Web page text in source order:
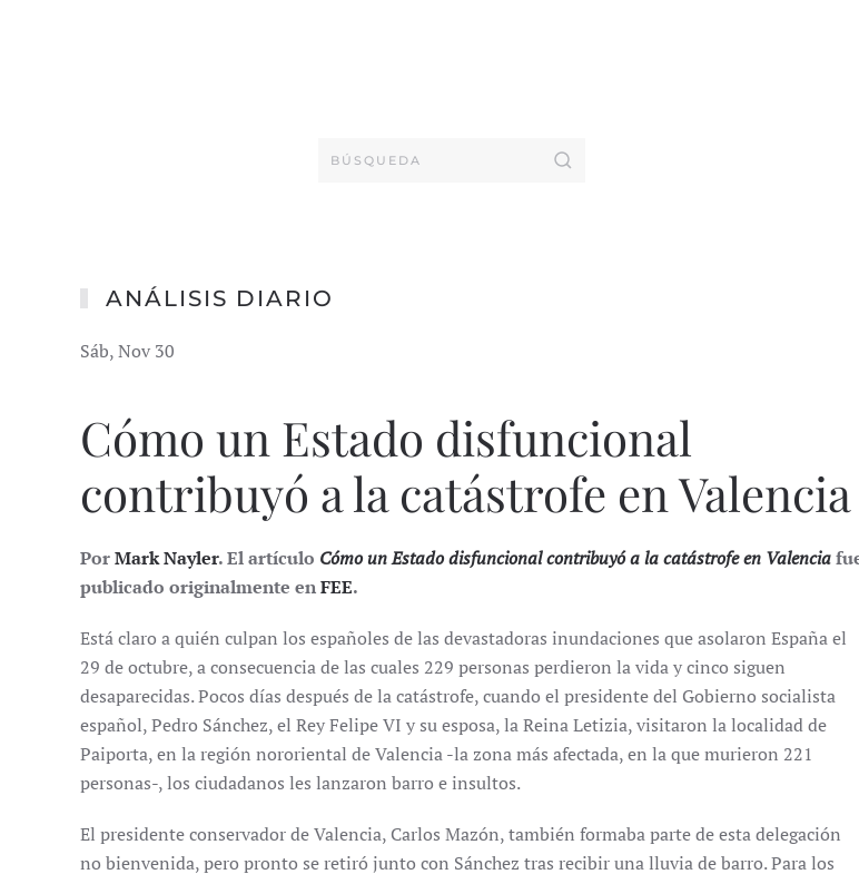
ANÁLISIS DIARIO
Sáb, Nov 30
Cómo un Estado disfuncional
contribuyó a la catástrofe en Valencia
PorMark Nayler. El artículo Cómo un Estado disfuncional contribuyó a la catástrofe en Valencia
publicado originalmente enFEE.
Está claro a quién culpan los españoles de las devastadoras inundaciones que asolaron España el
29 de octubre, a consecuencia de las cuales 229 personas perdieron la vida y cinco siguen
desaparecidas. Pocos días después de la catástrofe, cuando el presidente del Gobierno socialista
español, Pedro Sánchez, el Rey Felipe VI y su esposa, la Reina Letizia, visitaron la localidad de
Paiporta, en la región nororiental de Valencia -la zona más afectada, en la que murieron 221
personas-, los ciudadanos les lanzaron barro e insultos.
El presidente conservador de Valencia, Carlos Mazón, también formaba parte de esta delegación
no bienvenida, pero pronto se retiró junto con Sánchez tras recibir una lluvia de barro. Para los